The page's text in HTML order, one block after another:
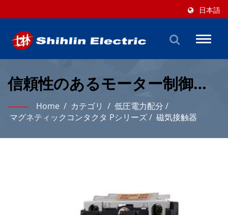
日本語
Toggle
信頼性のあるモーター制御の
ためのプロフェッショナルな
磁気接触器ソリューション
Home / カテゴリ / 低圧電力配分 /
マグネティックコンタクタ Pシリーズ/ 磁気接触器